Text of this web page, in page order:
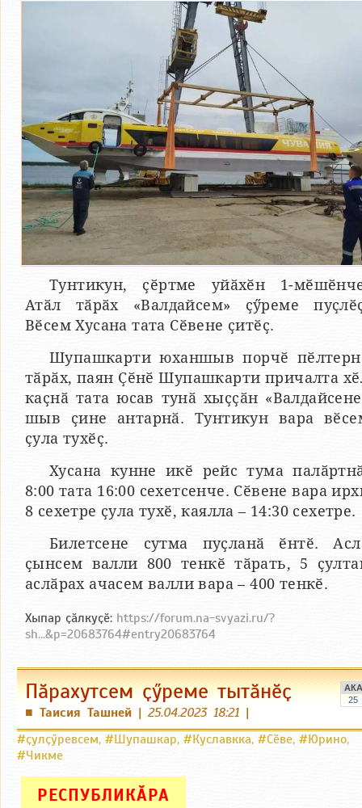
Тунтикун, ҫӗртме уйӑхӗн 1-
Атӑл тӑрӑх «Валдайсем» ҫӳреме
Вӗсем Хусана тата Сӗвене ҫитӗҫ.
Шупашкарти юханшыв порчӗ
тӑрӑх, паян Ҫӗнӗ Шупашкарти причалта
каҫнӑ тата юсав тунӑ хыҫҫӑн
шыв ҫине антарнӑ. Тунтикун вара
ҫула тухӗҫ.
Хусана кунне икӗ рейс тума
8:00 тата 16:00 сехетсенче. Сӗвене вара
8 сехетре ҫула тухӗ, каялла – 14:30 сехетре.
Билетсене сутма пуҫланӑ ӗнтӗ.
ҫынсем валли 800 тенкӗ тӑрать, 5
аслӑрах ачасем валли вара – 400 тенкӗ.
Хыпар ҫӑлкуҫӗ: https://forum.na-svyazi.ru/?
sh...&p=20683764#entry20683764
АКА
25
Пӑрахутсем ҫӳреме тытӑнӗҫ
■ Таисия Ташней | 25.04.2023 18:21 |
#ҫулҫӳревсем, #Шупашкар, #Куславкка, #Сӗве, #Юрино,
#Чикме
РЕСПУБЛИКӐРА